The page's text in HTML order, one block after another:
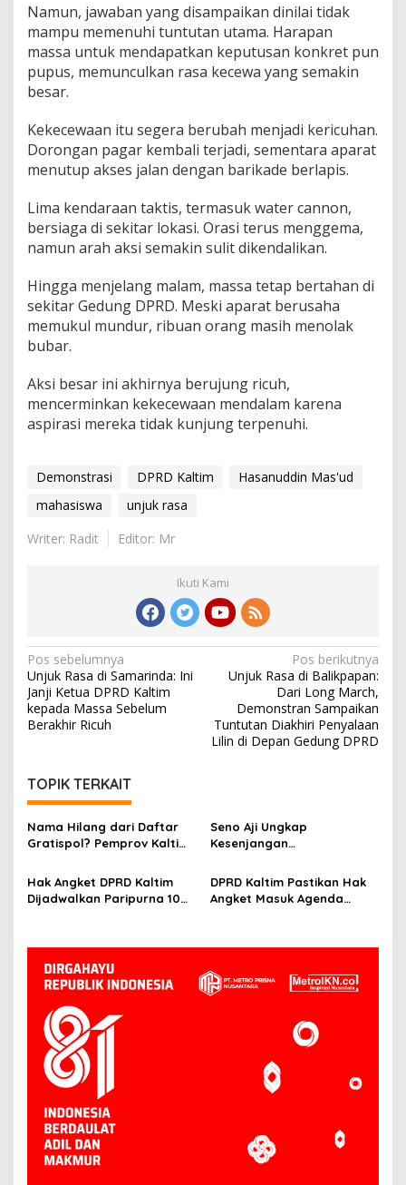
Namun, jawaban yang disampaikan dinilai tidak
mampu memenuhi tuntutan utama. Harapan
massa untuk mendapatkan keputusan konkret pun
pupus, memunculkan rasa kecewa yang semakin
besar.
Kekecewaan itu segera berubah menjadi kericuhan.
Dorongan pagar kembali terjadi, sementara aparat
menutup akses jalan dengan barikade berlapis.
Lima kendaraan taktis, termasuk water cannon,
bersiaga di sekitar lokasi. Orasi terus menggema,
namun arah aksi semakin sulit dikendalikan.
Hingga menjelang malam, massa tetap bertahan di
sekitar Gedung DPRD. Meski aparat berusaha
memukul mundur, ribuan orang masih menolak
bubar.
Aksi besar ini akhirnya berujung ricuh,
mencerminkan kekecewaan mendalam karena
aspirasi mereka tidak kunjung terpenuhi.
Demonstrasi DPRD Kaltim
Hasanuddin Mas'ud
mahasiswa
unjuk rasa
Writer: Radit
Editor: Mr
Ikuti Kami
Navigasi
pos
Pos sebelumnya
Unjuk Rasa di Samarinda: Ini
Janji Ketua DPRD Kaltim
kepada Massa Sebelum
Berakhir Ricuh
Pos berikutnya
Unjuk Rasa di Balikpapan:
Dari Long March,
Demonstran Sampaikan
Tuntutan Diakhiri Penyalaan
Lilin di Depan Gedung DPRD
TOPIK TERKAIT
Nama Hilang dari Daftar
Gratispol? Pemprov Kaltim
Penerima
Seno Aji Ungkap
Kesenjangan
Fokus Pembangunan ke
Depan
Hak Angket DPRD Kaltim
Dijadwalkan Paripurna 10
DPRD Kaltim Pastikan Hak
Angket Masuk Agenda